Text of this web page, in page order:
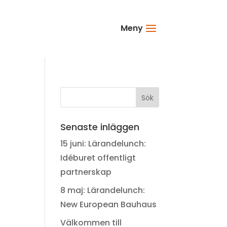
Meny
Senaste inläggen
15 juni: Lärandelunch:
Idéburet offentligt
partnerskap
8 maj: Lärandelunch:
New European Bauhaus
Välkommen till